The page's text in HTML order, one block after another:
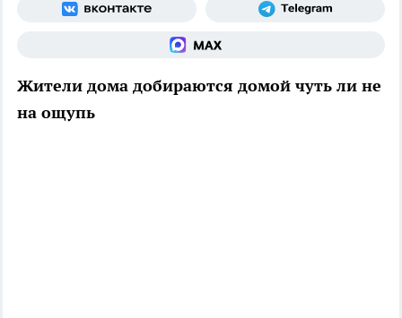
Жители дома добираются домой чуть ли не
на ощупь